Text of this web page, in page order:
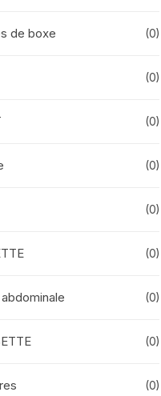
de boxe (0)
(0)
(0)
(0)
(0)
(0)
(0)
(0)
(0)